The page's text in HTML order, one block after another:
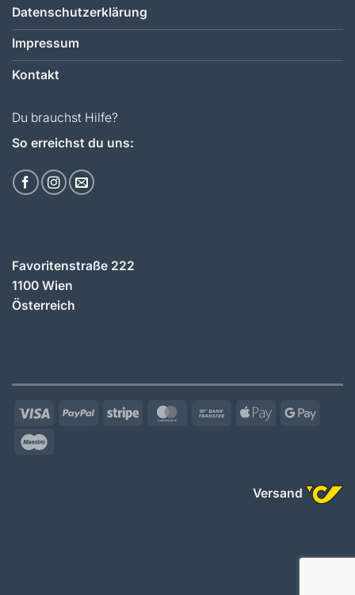
Datenschutzerklärung
Impressum
Kontakt
Du brauchst Hilfe?
So erreichst du uns:
Favoritenstraße 222
1100 Wien
Österreich
Visa PayPal Stripe MasterCard
Bank
Apple
Versand